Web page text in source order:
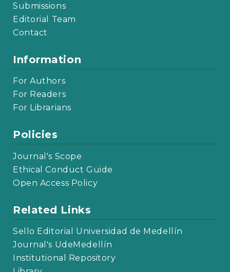
Submissions
Editorial Team
Contact
Information
For Authors
For Readers
For Librarians
Policies
Journal's Scope
Ethical Conduct Guide
Open Access Policy
Related Links
Sello Editorial Universidad de Medellín
Journal's UdeMedellín
Institutional Repository